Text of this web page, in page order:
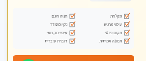
מקלחת
חניה חינם
עיסוי מרגיע
נקי ומסודר
מקום פרטי
עיסוי מקצועי
תמונה אמיתית
דוברת עיברית